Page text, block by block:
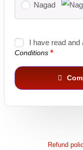
Nagad
I have read and
Conditions *
Refund